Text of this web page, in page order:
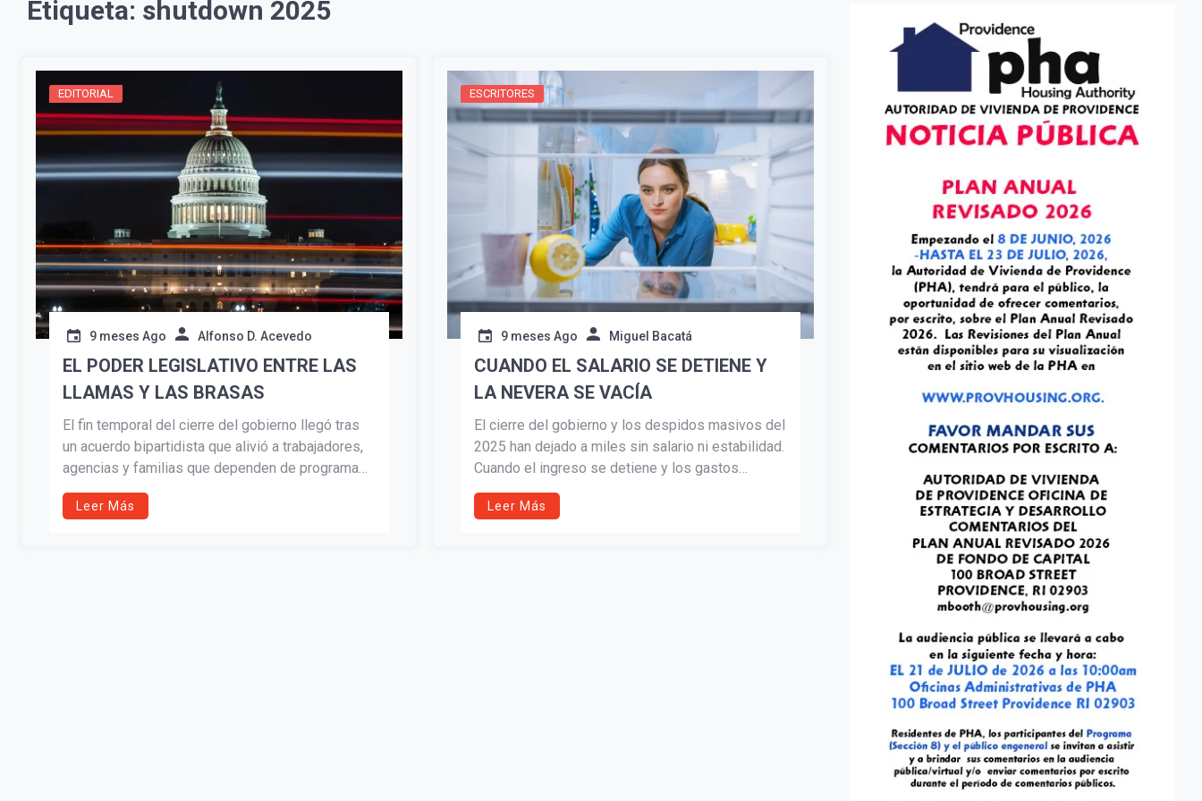
Etiqueta: shutdown 2025
EDITORIAL
9 meses Ago Alfonso D. Acevedo
EL PODER LEGISLATIVO ENTRE LAS
LLAMAS Y LAS BRASAS
El fin temporal del cierre del gobierno llegó tras
un acuerdo bipartidista que alivió a trabajadores,
agencias y familias que dependen de programas
sociales. Pero la disputa política sigue viva. Este
análisis expone cómo el Congreso, más que la
Leer Más
ESCRITORES
9 meses Ago Miguel Bacatá
CUANDO EL SALARIO SE DETIENE Y
LA NEVERA SE VACÍA
El cierre del gobierno y los despidos masivos del
2025 han dejado a miles sin salario ni estabilidad.
Cuando el ingreso se detiene y los gastos
siguen, la verdadera protección no es el empleo,
sino la planificación financiera: ahorro, múltiples
Leer Más